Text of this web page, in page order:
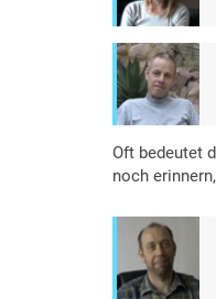
Oft bedeutet
noch